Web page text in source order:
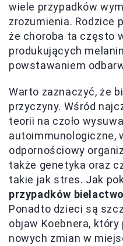
wiele przypadków
zrozumienia. Rodzice
że choroba ta często
produkujących
powstawaniem
Warto zaznaczyć, że
przyczyny. Wśród
teorii na czoło
autoimmunologiczne,
odpornościowy
także genetyka oraz
takie jak stres. Jak
przypadków
Ponadto dzieci są
objaw Koebnera,
nowych zmian w